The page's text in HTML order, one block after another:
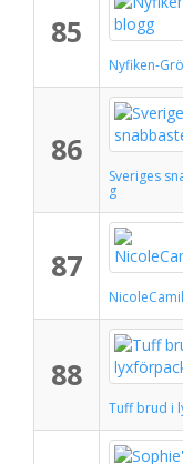
85
Nyfiken-
86
Sveriges
g
87
88
Tuff brud i